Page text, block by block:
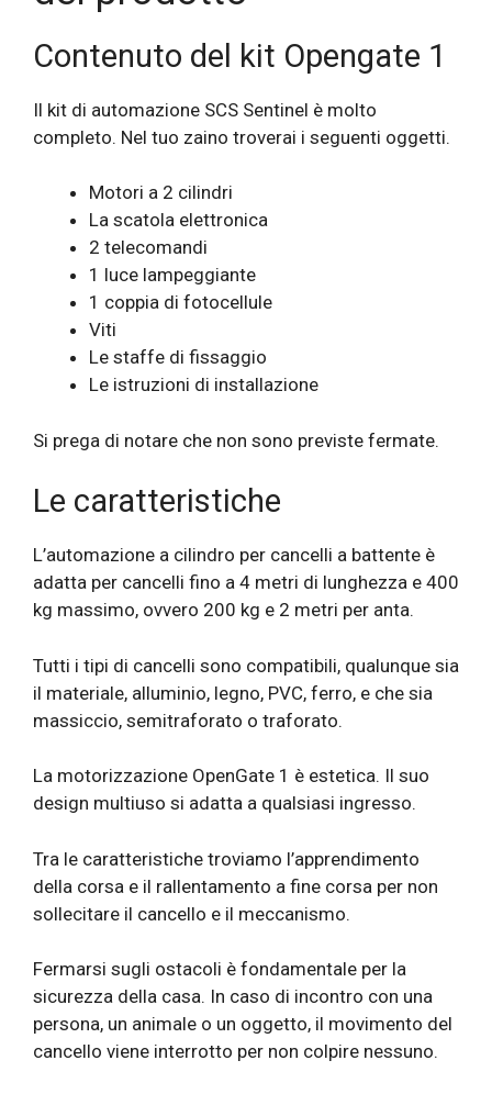
Contenuto del kit Opengate 1
Il kit di automazione SCS Sentinel è molto
completo. Nel tuo zaino troverai i seguenti oggetti.
Motori a 2 cilindri
La scatola elettronica
2 telecomandi
1 luce lampeggiante
1 coppia di fotocellule
Viti
Le staffe di fissaggio
Le istruzioni di installazione
Si prega di notare che non sono previste fermate.
Le caratteristiche
L’automazione a cilindro per cancelli a battente è
adatta per cancelli fino a 4 metri di lunghezza e 400
kg massimo, ovvero 200 kg e 2 metri per anta.
Tutti i tipi di cancelli sono compatibili, qualunque sia
il materiale, alluminio, legno, PVC, ferro, e che sia
massiccio, semitraforato o traforato.
La motorizzazione OpenGate 1 è estetica. Il suo
design multiuso si adatta a qualsiasi ingresso.
Tra le caratteristiche troviamo l’apprendimento
della corsa e il rallentamento a fine corsa per non
sollecitare il cancello e il meccanismo.
Fermarsi sugli ostacoli è fondamentale per la
sicurezza della casa. In caso di incontro con una
persona, un animale o un oggetto, il movimento del
cancello viene interrotto per non colpire nessuno.